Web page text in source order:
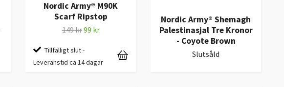
Nordic Army® M90K
Scarf Ripstop
149 kr99 kr
Tillfälligt slut -
Leveranstid ca 14 dagar
Nordic Army® Shemagh
Palestinasjal Tre Kronor
- Coyote Brown
Slutsåld